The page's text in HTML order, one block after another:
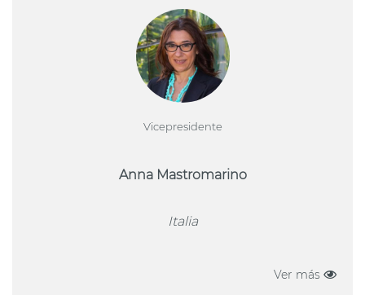
Vicepresidente
Anna Mastromarino
Italia
Ver más